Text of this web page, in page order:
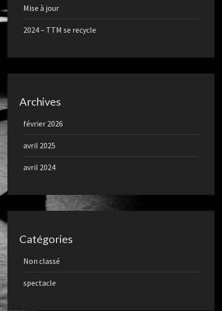
Mise à jour
2024 – TTM se recycle
Archives
février 2026
avril 2025
avril 2024
Catégories
Non classé
spectacle